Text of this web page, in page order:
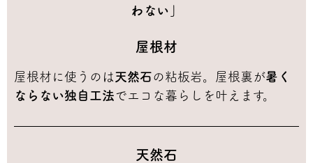
わない」
屋根材
屋根材に使うのは天然石の粘板岩。屋根裏が暑く
ならない独自工法でエコな暮らしを叶えます。
天然石